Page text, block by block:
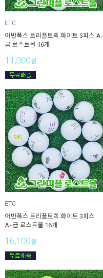
ETC
어반폭스 트리플트랙 화이트 3피스 A-
급 로스트볼 16개
11,000원
ETC
어반폭스 트리플트랙 화이트 3피스
A+급 로스트볼 16개
16,100원